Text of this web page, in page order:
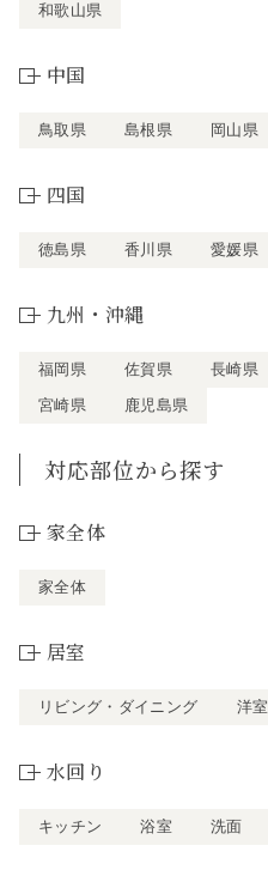
和歌山県
中国
鳥取県 島根県 岡山県
四国
徳島県 香川県 愛媛県
九州・沖縄
福岡県 佐賀県 長崎県
宮崎県
鹿児島県
対応部位から探す
家全体
家全体
居室
リビング・ダイニング 洋室
水回り
キッチン 浴室 洗面